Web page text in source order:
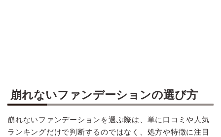
崩れないファンデーションの選び方
崩れないファンデーションを選ぶ際は、単に口コミや人気
ランキングだけで判断するのではなく、処方や特徴に注目